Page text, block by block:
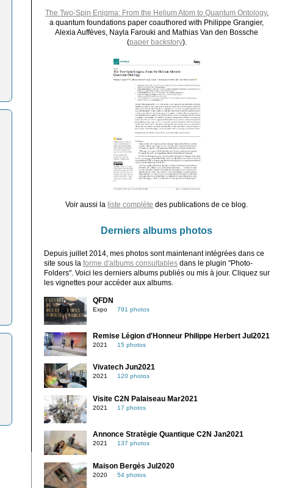
The Two-Spin Enigma: From the Helium Atom to Quantum Ontology,
a quantum foundations paper coauthored with Philippe Grangier,
Alexia Auffèves, Nayla Farouki and Mathias Van den Bossche
(paper backstory).
Voir aussi la liste complète des publications de ce blog.
Derniers albums photos
Depuis juillet 2014, mes photos sont maintenant intégrées dans ce
site sous la forme d'albums consultablesdans le plugin "Photo-
Folders". Voici les derniers albums publiés ou mis à jour. Cliquez sur
les vignettes pour accéder aux albums.
QFDN
Expo 791 photos
Remise Légion d'Honneur Philippe Herbert Jul2021
2021 15 photos
Vivatech Jun2021
2021 120 photos
Visite C2N Palaiseau Mar2021
2021 17 photos
Annonce Stratégie Quantique C2N Jan2021
2021 137 photos
Maison Bergès Jul2020
2020 54 photos